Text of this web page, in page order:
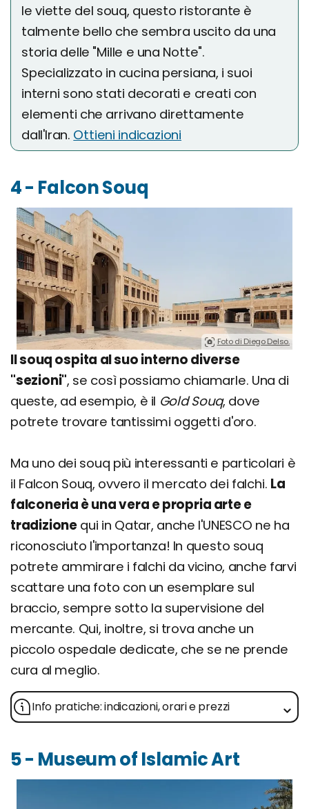
le viette del souq, questo ristorante è
talmente bello che sembra uscito da una
storia delle "Mille e una Notte".
Specializzato in cucina persiana, i suoi
interni sono stati decorati e creati con
elementi che arrivano direttamente
dall'Iran. Ottieni indicazioni
4 - Falcon Souq
Foto di Diego Delso.
Il souq ospita al suo interno diverse
"sezioni", se così possiamo chiamarle. Una di
queste, ad esempio, è il Gold Souq, dove
potrete trovare tantissimi oggetti d'oro.
Ma uno dei souq più interessanti e particolari è
il Falcon Souq, ovvero il mercato dei falchi. La
falconeria è una vera e propria arte e
tradizione qui in Qatar, anche l'UNESCO ne ha
riconosciuto l'importanza! In questo souq
potrete ammirare i falchi da vicino, anche farvi
scattare una foto con un esemplare sul
braccio, sempre sotto la supervisione del
mercante. Qui, inoltre, si trova anche un
piccolo ospedale dedicate, che se ne prende
cura al meglio.
Info pratiche: indicazioni, orari e prezzi
5 - Museum of Islamic Art